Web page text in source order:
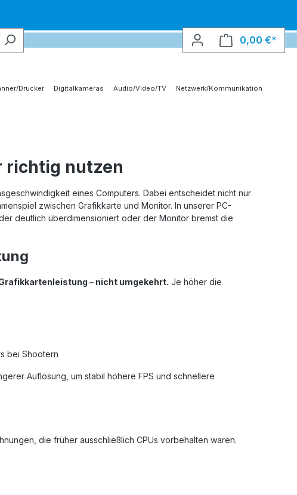
0,00 €*
Drucker Digitalkameras Audio/Video/TV Netzwerk/Kommunikation
richtig nutzen
eines Computers. Dabei entscheidet nicht nur
zwischen Grafikkarte und Monitor. In unserer PC-
deutlich überdimensioniert oder der Monitor bremst die
– nicht umgekehrt. Je höher die
bei Shootern
Auflösung, um stabil höhere FPS und schnellere
die früher ausschließlich CPUs vorbehalten waren.